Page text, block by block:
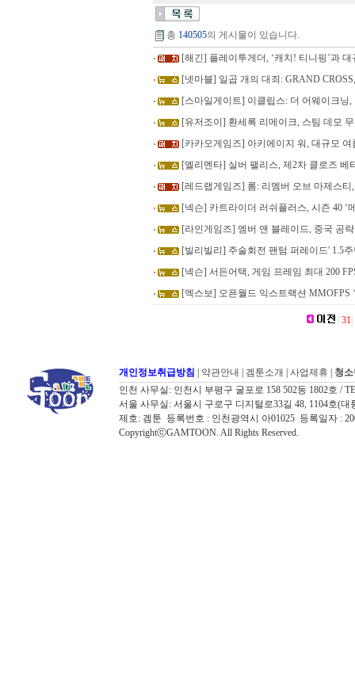
총 140505의 게시물이 있습니다.
[해긴] 플레이투게더, ‘캐치! 티니핑’과
[넷마블] 일곱 개의 대죄: GRAND CROSS,
[스마일게이트] 이클립스: 더 어웨이크닝
[유저조이] 환세록 리메이크, 스팀 데모
[카카오게임즈] 아키에이지 워, 대규모 여
[엘리멘타] 실버 팰리스, 제2차 클로즈 베
[레드랩게임즈] 롬: 리멤버 오브 마제스
[넥슨] 카트라이더 러쉬플러스, 시즌 40 ‘
[라인게임즈] 엠버 앤 블레이드, 중국 공
[빌리빌리] 주술회전 팬텀 퍼레이드' 1.5
[넥슨] 서든어택, 게임 프레임 최대 200
[엑스보] 오픈월드 익스트랙션 MMOFPS
31|
개인정보취급방침 약관안내 겜툰소개 사업제휴
청
인천 사무실: 인천시 부평구 굴포로 158 502동 1802호 /
서울 사무실: 서울시 구로구 디지털로33길 48, 1104호(대
제호: 겜툰 등록번호 : 인천광역시 아01025 등록일자 :
CopyrightⓒGAMTOON. All Rights Reserved.